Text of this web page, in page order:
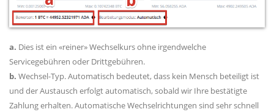
a. Dies ist ein «reiner» Wechselkurs ohne irgendwelche
Servicegebühren oder Drittgebühren.
b. Wechsel-Typ. Automatisch bedeutet, dass kein Mensch beteiligt ist
und der Austausch erfolgt automatisch, sobald wir Ihre bestätigte
Zahlung erhalten. Automatische Wechselrichtungen sind sehr schnell